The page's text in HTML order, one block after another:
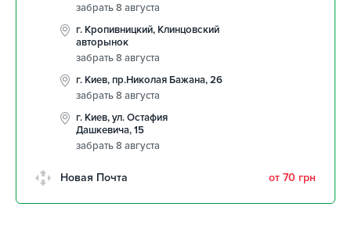
забрать 8 августа
г. Кропивницкий, Клинцовский
авторынок
забрать 8 августа
г. Киев, пр.Николая Бажана, 26
забрать 8 августа
г. Киев, ул. Остафия
Дашкевича, 15
забрать 8 августа
Новая Почта от 70 грн